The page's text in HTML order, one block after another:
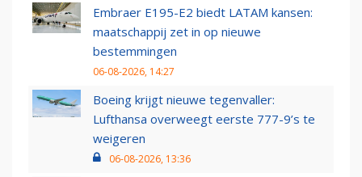
Embraer E195-E2 biedt LATAM kansen:
maatschappij zet in op nieuwe
bestemmingen
06-08-2026, 14:27
Boeing krijgt nieuwe tegenvaller:
Lufthansa overweegt eerste 777-9’s te
weigeren
06-08-2026, 13:36